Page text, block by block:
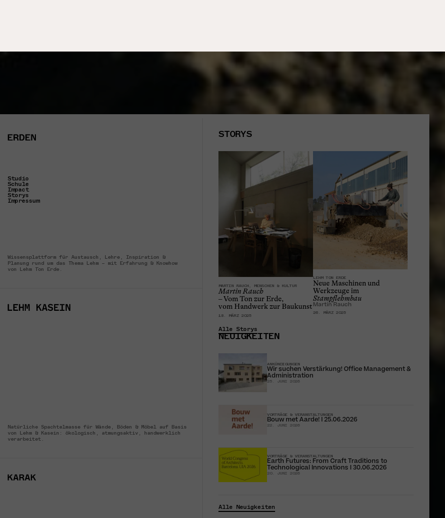
Studio
Schule
Impact
Storys
Impressum
Wissensplattform für Austausch, Lehre, Inspiration &
Planung rund um das Thema Lehm – mit Erfahrung & Knowhow
von Lehm Ton Erde.
Natürliche Spachtelmasse für Wände, Böden & Möbel auf Basis
von Lehm & Kasein: ökologisch, atmungsaktiv, handwerklich
verarbeitet.
STORYS
MARTIN RAUCH, MENSCHEN & KULTUR
Martin Rauch
– Vom Ton zur Erde,
vom Handwerk zur Baukunst
18. MÄRZ 2025
LEHM TON ERDE
Neue Maschinen und
Werkzeuge im
Stampflehmbau
Martin Rauch
26. MÄRZ 2025
Alle Storys
NEUIGKEITEN
ANKÜNDIGUNGEN
Wir suchen Verstärkung! Office Management &
Administration
25. JUNI 2026
VORTRÄGE & VERANSTALTUNGEN
Bouw met Aarde! I 25.06.2026
22. JUNI 2026
VORTRÄGE & VERANSTALTUNGEN
Earth Futures: From Craft Traditions to
Technological Innovations I 30.06.2026
20. JUNI 2026
Alle Neuigkeiten